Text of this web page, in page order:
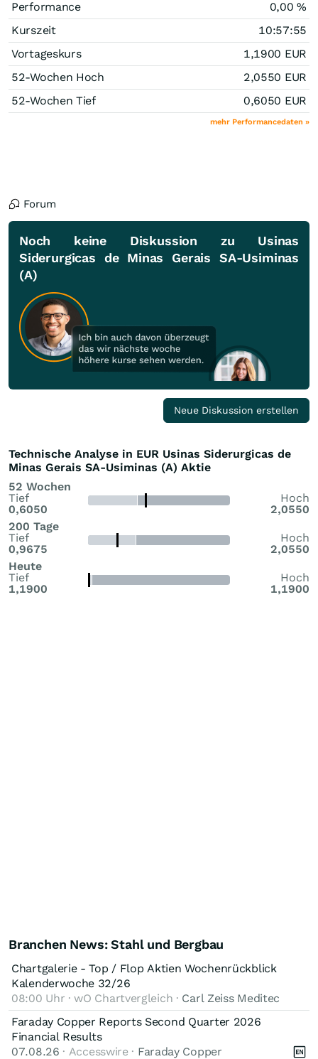
Performance 0,00%
Kurszeit
10:57:55
Vortageskurs
1,1900 EUR
52-Wochen Hoch
2,0550 EUR
52-Wochen Tief
0,6050 EUR
mehr Performancedaten »
Forum
Noch keine Diskussion zu Usinas
Siderurgicas de Minas Gerais SA-Usiminas
(A)
Neue Diskussion erstellen
Technische Analyse in EUR Usinas Siderurgicas de
Minas Gerais SA-Usiminas (A) Aktie
52 Wochen
Tief
0,6050
Hoch
2,0550
200 Tage
Tief
0,9675
Hoch
2,0550
Heute
Tief
1,1900
Hoch
1,1900
Branchen News: Stahl und Bergbau
Chartgalerie - Top / Flop Aktien Wochenrückblick
Kalenderwoche 32/26
08:00 Uhr · wO Chartvergleich · Carl Zeiss Meditec
Faraday Copper Reports Second Quarter 2026
Financial Results
07.08.26 · Accesswire · Faraday Copper